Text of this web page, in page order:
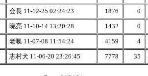
会長 11-12-25 02:24:23 1876 0
晓亮 11-10-14 13:20:28 1432 0
老唤 11-07-08 11:54:24 4159 4
志村犬 11-06-20 23:26:45 7778 35